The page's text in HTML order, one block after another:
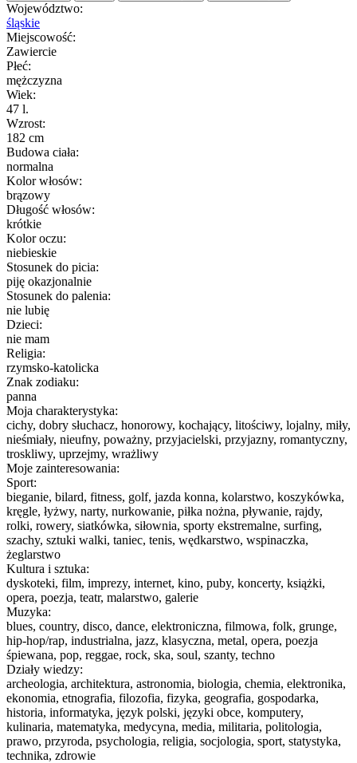
Województwo:
śląskie
Miejscowość:
Zawiercie
Płeć:
mężczyzna
Wiek:
47 l.
Wzrost:
182 cm
Budowa ciała:
normalna
Kolor włosów:
brązowy
Długość włosów:
krótkie
Kolor oczu:
niebieskie
Stosunek do picia:
piję okazjonalnie
Stosunek do palenia:
nie lubię
Dzieci:
nie mam
Religia:
rzymsko-katolicka
Znak zodiaku:
panna
Moja charakterystyka:
cichy, dobry słuchacz, honorowy, kochający, litościwy, lojalny, miły,
nieśmiały, nieufny, poważny, przyjacielski, przyjazny, romantyczny,
troskliwy, uprzejmy, wrażliwy
Moje zainteresowania:
Sport:
bieganie, bilard, fitness, golf, jazda konna, kolarstwo, koszykówka,
kręgle, łyżwy, narty, nurkowanie, piłka nożna, pływanie, rajdy,
rolki, rowery, siatkówka, siłownia, sporty ekstremalne, surfing,
szachy, sztuki walki, taniec, tenis, wędkarstwo, wspinaczka,
żeglarstwo
Kultura i sztuka:
dyskoteki, film, imprezy, internet, kino, puby, koncerty, książki,
opera, poezja, teatr, malarstwo, galerie
Muzyka:
blues, country, disco, dance, elektroniczna, filmowa, folk, grunge,
hip-hop/rap, industrialna, jazz, klasyczna, metal, opera, poezja
śpiewana, pop, reggae, rock, ska, soul, szanty, techno
Działy wiedzy:
archeologia, architektura, astronomia, biologia, chemia, elektronika,
ekonomia, etnografia, filozofia, fizyka, geografia, gospodarka,
historia, informatyka, język polski, języki obce, komputery,
kulinaria, matematyka, medycyna, media, militaria, politologia,
prawo, przyroda, psychologia, religia, socjologia, sport, statystyka,
technika, zdrowie